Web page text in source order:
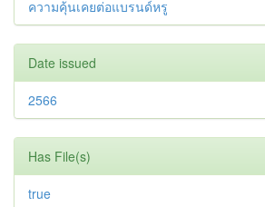
ความคุ้นเคยต่อแบรนด์หรู
Date issued
2566
Has File(s)
true